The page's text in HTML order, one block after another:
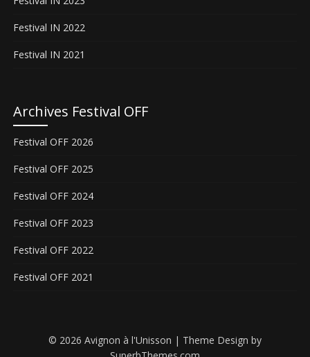
Festival IN 2022
Festival IN 2021
Archives Festival OFF
Festival OFF 2026
Festival OFF 2025
Festival OFF 2024
Festival OFF 2023
Festival OFF 2022
Festival OFF 2021
© 2026 Avignon à l'Unisson | Theme Design by